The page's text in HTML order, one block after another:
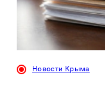
Новости Крыма